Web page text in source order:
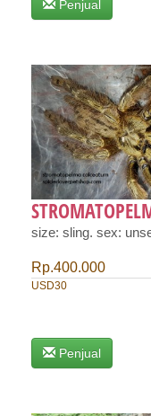
Penjual
size: sling. sex:
Rp.400.000
USD30
Penjual